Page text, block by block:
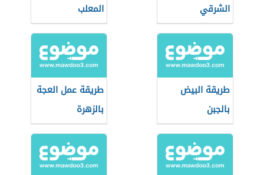
الشرقي
المعلب
طريقة البيض
بالجبن
طريقة عمل العجة
بالزهرة